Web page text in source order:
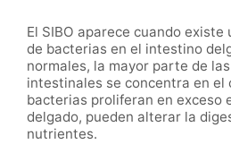
El SIBO aparece cuando existe
de bacterias en el intestino
normales, la mayor parte de
intestinales se concentra en el
bacterias proliferan en exceso
delgado, pueden alterar la
nutrientes.